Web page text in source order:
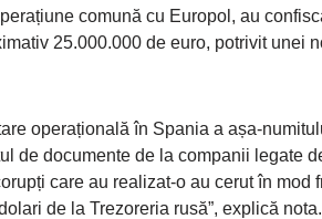
comună cu Europol, au
25.000.000 de euro, potrivit unei
operațională în Spania a așa-
de documente de la companii legate
care au realizat-o au cerut în mod
de la Trezoreria rusă”, explică nota.